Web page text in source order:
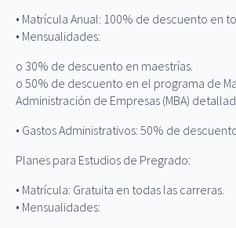
• Matrícula Anual: 100% de descuento en
• Mensualidades:
o 30% de descuento en maestrías.
o 50% de descuento en el programa de
Administración de Empresas (MBA)
• Gastos Administrativos: 50% de
Planes para Estudios de Pregrado:
• Matrícula: Gratuita en todas las carreras.
• Mensualidades: